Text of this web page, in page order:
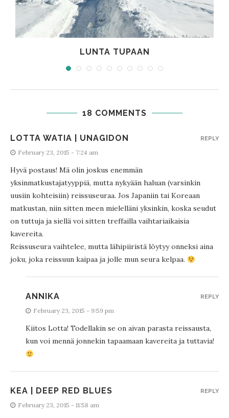
LUNTA TUPAAN
18 COMMENTS
LOTTA WATIA | UNAGIDON
February 23, 2015 - 7:24 am
Hyvä postaus! Mä olin joskus enemmän
yksinmatkustajatyyppiä, mutta nykyään haluan (varsinkin
uusiin kohteisiin) reissuseuraa. Jos Japaniin tai Koreaan
matkustan, niin sitten meen mielelläni yksinkin, koska seudut
on tuttuja ja siellä voi sitten treffailla vaihtariaikaisia
kavereita.
Reissuseura vaihtelee, mutta lähipiiristä löytyy onneksi aina
joku, joka reissuun kaipaa ja jolle mun seura kelpaa.
REPLY
ANNIKA
February 23, 2015 - 9:59 pm
Kiitos Lotta! Todellakin se on aivan parasta reissausta,
kun voi mennä jonnekin tapaamaan kavereita ja tuttavia!
REPLY
KEA | DEEP RED BLUES
February 23, 2015 - 11:58 am
REPLY